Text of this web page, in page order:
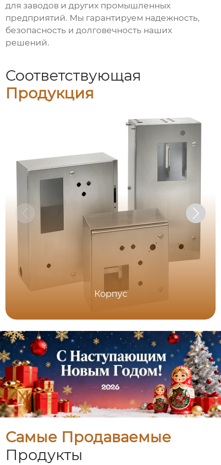
для заводов и других промышленных
предприятий. Мы гарантируем надежность,
безопасность и долговечность наших
решений.
Соответствующая
Продукция
Корпус
Самые Продаваемые
Продукты